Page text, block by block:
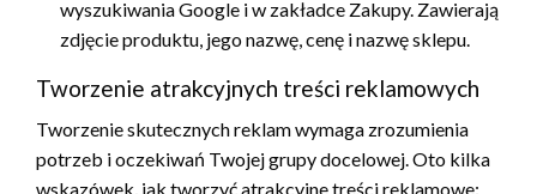
wyszukiwania Google i w zakładce Zakupy. Zawierają
zdjęcie produktu, jego nazwę, cenę i nazwę sklepu.
Tworzenie atrakcyjnych treści reklamowych
Tworzenie skutecznych reklam wymaga zrozumienia
potrzeb i oczekiwań Twojej grupy docelowej. Oto kilka
wskazówek, jak tworzyć atrakcyjne treści reklamowe: